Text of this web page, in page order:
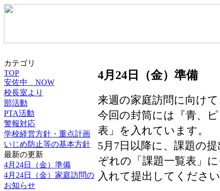
カテゴリ
TOP
安佐中 NOW
校長室より
部活動
PTA活動
警報対応
学校経営方針・重点計画
いじめ防止等の基本方針
最新の更新
4月24日（金）準備
4月24日（金）家庭訪問の
お知らせ
4月24日（金）準備
来週の家庭訪問に向け
今回の封筒には『青、
表」を入れています。
5月7日以降に、課題の
ぞれの「課題一覧表」
入れて提出してくださ